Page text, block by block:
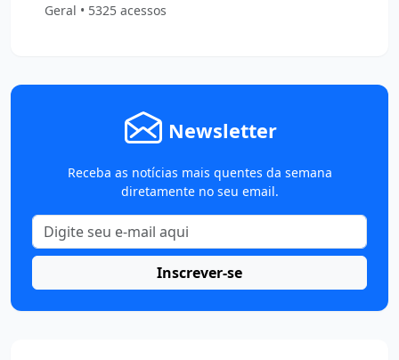
Geral • 5325 acessos
Newsletter
Receba as notícias mais quentes da semana
diretamente no seu email.
Inscrever-se